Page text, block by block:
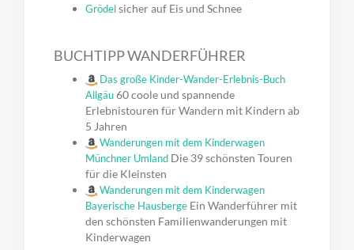
Grödelsicher auf Eis und Schnee
BUCHTIPP WANDERFÜHRER
Das große Kinder-Wander-Erlebnis-Buch
Allgäu60 coole und spannende
Erlebnistouren für Wandern mit Kindern ab
5 Jahren
Wanderungen mit dem Kinderwagen
Münchner Umland Die 39 schönsten Touren
für die Kleinsten
Wanderungen mit dem Kinderwagen
Bayerische Hausberge Ein Wanderführer mit
den schönsten Familienwanderungen mit
Kinderwagen